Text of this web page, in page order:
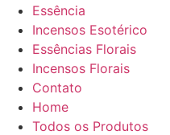
Essência
Incensos Esotérico
Essências Florais
Incensos Florais
Contato
Home
Todos os Produtos